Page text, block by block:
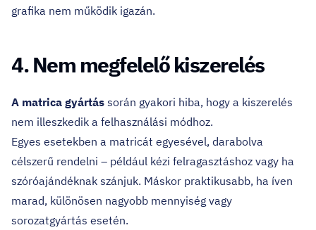
grafika nem működik igazán.
4. Nem megfelelő kiszerelés
A matrica gyártás során gyakori hiba, hogy a kiszerelés
nem illeszkedik a felhasználási módhoz.
Egyes esetekben a matricát egyesével, darabolva
célszerű rendelni – például kézi felragasztáshoz vagy ha
szóróajándéknak szánjuk. Máskor praktikusabb, ha íven
marad, különösen nagyobb mennyiség vagy
sorozatgyártás esetén.